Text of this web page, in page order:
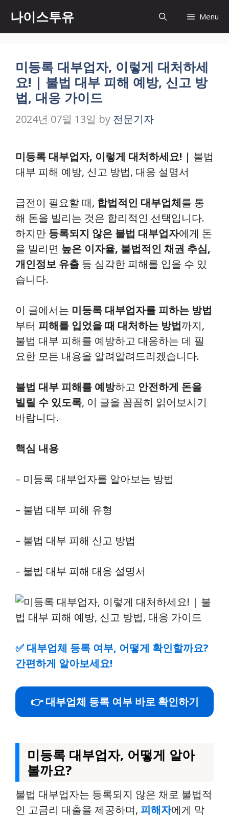
content
나이스투유 Menu
미등록 대부업자, 이렇게 대처하세
요! | 불법 대부 피해 예방, 신고 방
법, 대응 가이드
2024년 07월 13일 by 전문기자
미등록 대부업자, 이렇게 대처하세요! | 불법
대부 피해 예방, 신고 방법, 대응 설명서
급전이 필요할 때, 합법적인 대부업체를 통
해 돈을 빌리는 것은 합리적인 선택입니다.
하지만 등록되지 않은 불법 대부업자에게 돈
을 빌리면 높은 이자율, 불법적인 채권 추심,
개인정보 유출 등 심각한 피해를 입을 수 있
습니다.
이 글에서는 미등록 대부업자를 피하는 방법
부터 피해를 입었을 때 대처하는 방법까지,
불법 대부 피해를 예방하고 대응하는 데 필
요한 모든 내용을 알려알려드리겠습니다.
불법 대부 피해를 예방하고 안전하게 돈을
빌릴 수 있도록, 이 글을 꼼꼼히 읽어보시기
바랍니다.
핵심 내용
– 미등록 대부업자를 알아보는 방법
– 불법 대부 피해 유형
– 불법 대부 피해 신고 방법
– 불법 대부 피해 대응 설명서
✅ 대부업체 등록 여부, 어떻게 확인할까요?
간편하게 알아보세요!
👉 대부업체 등록 여부 바로 확인하기
미등록 대부업자, 어떻게 알아
볼까요?
불법 대부업자는 등록되지 않은 채로 불법적
인 고금리 대출을 제공하며, 피해자에게 막